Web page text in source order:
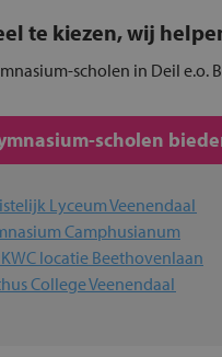
te kiezen, wij
scholen in Deil
scholen
Lyceum Veenendaal
Camphusianum
locatie Beethovenlaan
College Veenendaal